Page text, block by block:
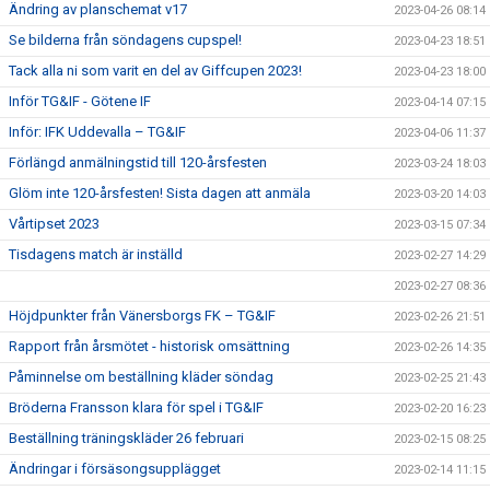
Ändring av planschemat v17 2023-04-26 08:14
Se bilderna från söndagens cupspel! 2023-04-23 18:51
Tack alla ni som varit en del av Giffcupen 2023! 2023-04-23 18:00
Inför TG&IF - Götene IF 2023-04-14 07:15
Inför: IFK Uddevalla – TG&IF 2023-04-06 11:37
Förlängd anmälningstid till 120-årsfesten 2023-03-24 18:03
Glöm inte 120-årsfesten! Sista dagen att anmäla 2023-03-20 14:03
Vårtipset 2023 2023-03-15 07:34
Tisdagens match är inställd 2023-02-27 14:29
2023-02-27 08:36
Höjdpunkter från Vänersborgs FK – TG&IF 2023-02-26 21:51
Rapport från årsmötet - historisk omsättning 2023-02-26 14:35
Påminnelse om beställning kläder söndag 2023-02-25 21:43
Bröderna Fransson klara för spel i TG&IF 2023-02-20 16:23
Beställning träningskläder 26 februari 2023-02-15 08:25
Ändringar i försäsongsupplägget 2023-02-14 11:15